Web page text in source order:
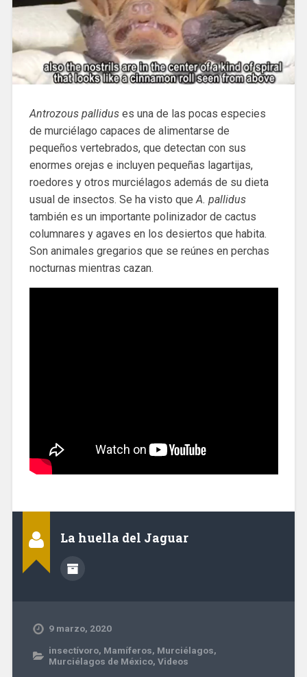
Antrozous pallidus es una de las pocas especies
de murciélago capaces de alimentarse de
pequeños vertebrados, que detectan con sus
enormes orejas e incluyen pequeñas lagartijas,
roedores y otros murciélagos además de su dieta
usual de insectos. Se ha visto queA. pallidus
también es un importante polinizador de cactus
columnares y agaves en los desiertos que habita.
Son animales gregarios que se reúnes en perchas
nocturnas mientras cazan.
La huella del Jaguar
9 marzo, 2020
insectívoro, Mamíferos, Murciélagos,
Murciélagos de México, Videos